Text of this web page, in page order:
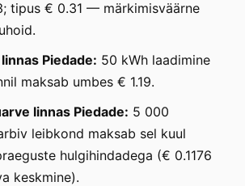
tipus € 0.31 — märkimisväärne
Piedade: 50 kWh laadimine
maksab umbes € 1.19.
linnas Piedade: 5 000
leibkond maksab sel kuul
hulgihindadega (€ 0.1176
keskmine).